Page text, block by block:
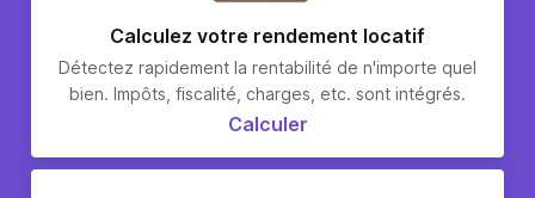
Calculez votre rendement locatif
Détectez rapidement la rentabilité de n'importe quel
bien. Impôts, fiscalité, charges, etc. sont intégrés.
Calculer